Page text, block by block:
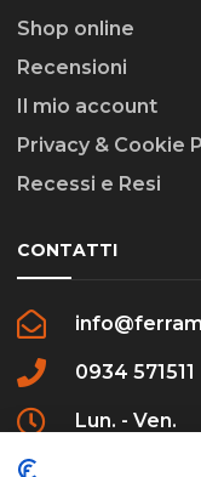
Shop online
Recensioni
Il mio account
Privacy & Cookie
Recessi e Resi
CONTATTI
0934 571511
Lun. - Ven.